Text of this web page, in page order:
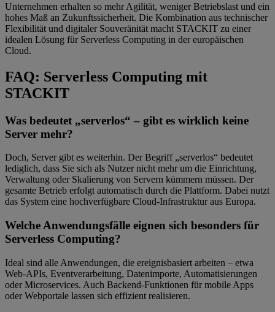
Unternehmen erhalten so mehr Agilität, weniger Betriebslast und ein
hohes Maß an Zukunftssicherheit. Die Kombination aus technischer
Flexibilität und digitaler Souveränität macht STACKIT zu einer
idealen Lösung für Serverless Computing in der europäischen
Cloud.
FAQ: Serverless Computing mit
STACKIT
Was bedeutet „serverlos“ – gibt es wirklich keine
Server mehr?
Doch, Server gibt es weiterhin. Der Begriff „serverlos“ bedeutet
lediglich, dass Sie sich als Nutzer nicht mehr um die Einrichtung,
Verwaltung oder Skalierung von Servern kümmern müssen. Der
gesamte Betrieb erfolgt automatisch durch die Plattform. Dabei nutzt
das System eine hochverfügbare Cloud-Infrastruktur aus Europa.
Welche Anwendungsfälle eignen sich besonders für
Serverless Computing?
Ideal sind alle Anwendungen, die ereignisbasiert arbeiten – etwa
Web-APIs, Eventverarbeitung, Datenimporte, Automatisierungen
oder Microservices. Auch Backend-Funktionen für mobile Apps
oder Webportale lassen sich effizient realisieren.